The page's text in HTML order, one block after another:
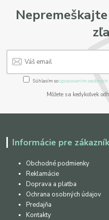
Súhlasím sospracovaním
Môžete sa kedykoľvek
Informácie pre
Obchodné podmienky
Reklamácie
Doprava a platba
Ochrana osobných údajov
Predajňa
Kontakty